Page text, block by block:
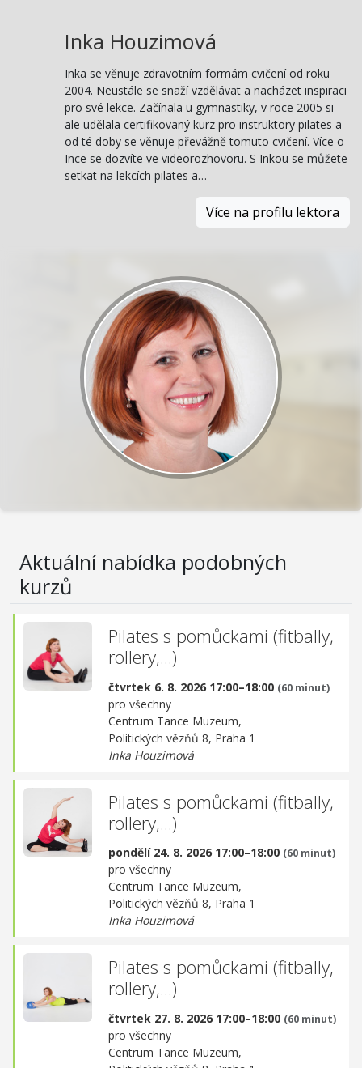
Inka Houzimová
Inka se věnuje zdravotním formám cvičení od roku
2004. Neustále se snaží vzdělávat a nacházet inspiraci
pro své lekce. Začínala u gymnastiky, v roce 2005 si
ale udělala certifikovaný kurz pro instruktory pilates a
od té doby se věnuje převážně tomuto cvičení. Více o
Ince se dozvíte ve videorozhovoru. S Inkou se můžete
setkat na lekcích pilates a…
Více na profilu lektora
Aktuální nabídka podobných
kurzů
Pilates s pomůckami (fitbally,
rollery,...)
čtvrtek 6. 8. 2026 17:00–18:00 (60 minut)
pro všechny
Centrum Tance Muzeum,
Politických vězňů 8, Praha 1
Inka Houzimová
Pilates s pomůckami (fitbally,
rollery,...)
pondělí 24. 8. 2026 17:00–18:00 (60 minut)
pro všechny
Centrum Tance Muzeum,
Politických vězňů 8, Praha 1
Inka Houzimová
Pilates s pomůckami (fitbally,
rollery,...)
čtvrtek 27. 8. 2026 17:00–18:00 (60 minut)
pro všechny
Centrum Tance Muzeum,